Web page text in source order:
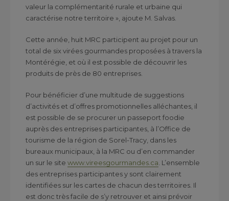
valeur la complémentarité rurale et urbaine qui
caractérise notre territoire », ajoute M. Salvas.
Cette année, huit MRC participent au projet pour un
total de six virées gourmandes proposées à travers la
Montérégie, et où il est possible de découvrir les
produits de près de 80 entreprises.
Pour bénéficier d’une multitude de suggestions
d’activités et d’offres promotionnelles alléchantes, il
est possible de se procurer un passeport foodie
auprès des entreprises participantes, à l’Office de
tourisme de la région de Sorel-Tracy, dans les
bureaux municipaux, à la MRC ou d’en commander
un sur le site www.vireesgourmandes.ca . L’ensemble
des entreprises participantes y sont clairement
identifiées sur les cartes de chacun des territoires. Il
est donc très facile de s’y retrouver et ainsi prévoir